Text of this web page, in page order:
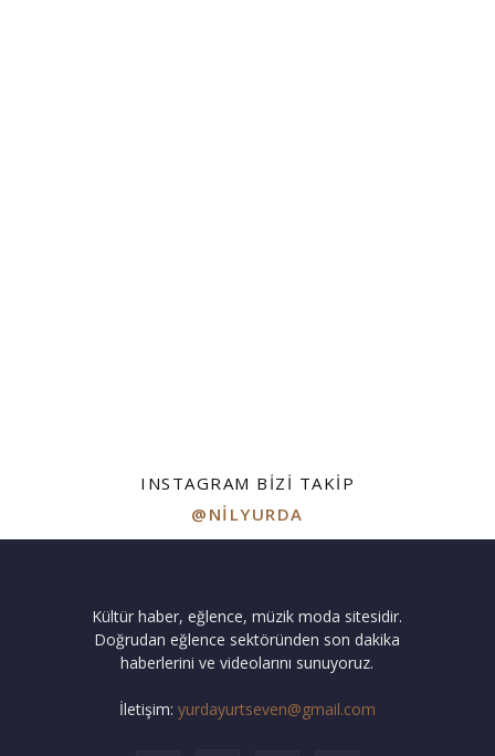
INSTAGRAM BIZI TAKIP
@NILYURDA
Kültür haber, eğlence, müzik moda sitesidir.
Doğrudan eğlence sektöründen son dakika
haberlerini ve videolarını sunuyoruz.
İletişim: yurdayurtseven@gmail.com